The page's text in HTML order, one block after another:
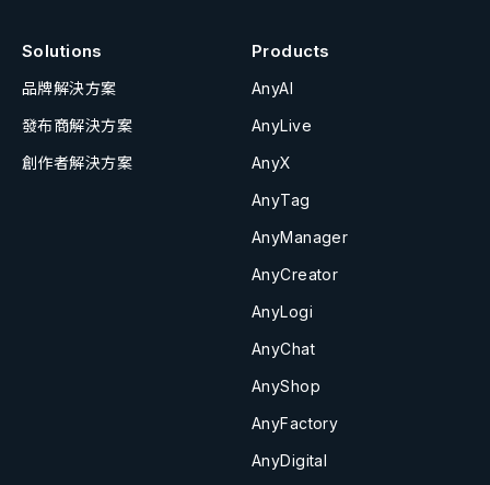
Solutions
品牌解決方案
發布商解決方案
創作者解決方案
Products
AnyAI
AnyLive
AnyX
AnyTag
AnyManager
AnyCreator
AnyLogi
AnyChat
AnyShop
AnyFactory
AnyDigital